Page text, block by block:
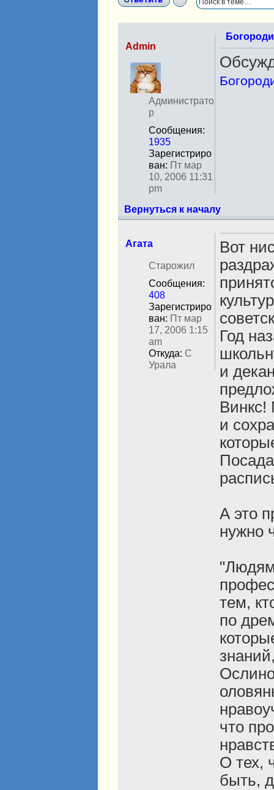
Admin
Н
е
в
Администрато
р
Сообщения:
1935
Зарегистриро
ван: Пт мар
10, 2006 11:31
pm
Вернуться к началу
Агата
Старожил
Сообщения:
408
Зарегистриро
ван: Пт мар
17, 2006 1:15
am
Откуда: С
Урала
Вот
Год
и
Винкс!
и
А это
нужно
тем,
по
что
О тех,
быть,